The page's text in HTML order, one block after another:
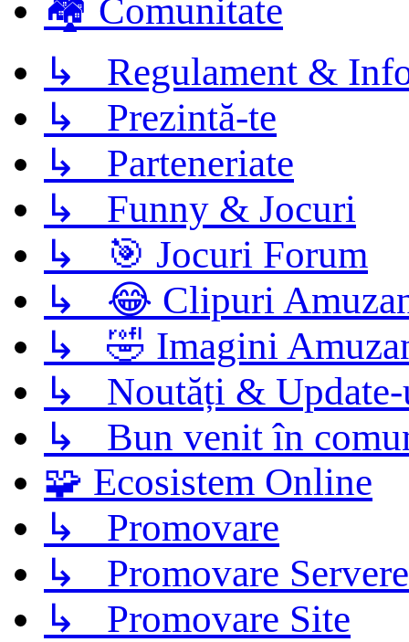
🏘️ Comunitate
↳ Regulament &
↳ Prezintă-te
↳ Parteneriate
↳ Funny & Jocuri
↳ 🎯 Jocuri Forum
↳ 😂 Clipuri
↳ 🤣 Imagini
↳ Noutăți &
↳ Bun venit în
🧩 Ecosistem Online
↳ Promovare
↳ Promovare Servere
↳ Promovare Site